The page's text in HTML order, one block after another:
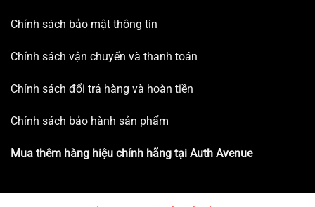
Chính sách bảo mật thông tin
Chính sách vận chuyển và thanh toán
Chính sách đổi trả hàng và hoàn tiền
Chính sách bảo hành sản phẩm
Mua thêm hàng hiệu chính hãng tại Auth Avenue